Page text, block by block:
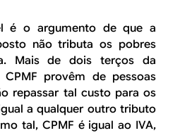
é o argumento de que a
não tributa os pobres
Mais de dois terços da
provêm de pessoas
repassar tal custo para os
a qualquer outro tributo
tal, CPMF é igual ao IVA,